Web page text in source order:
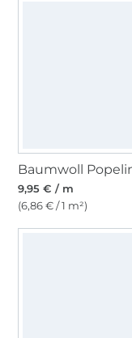
9,95 € / m
(6,86 € / 1 m²)